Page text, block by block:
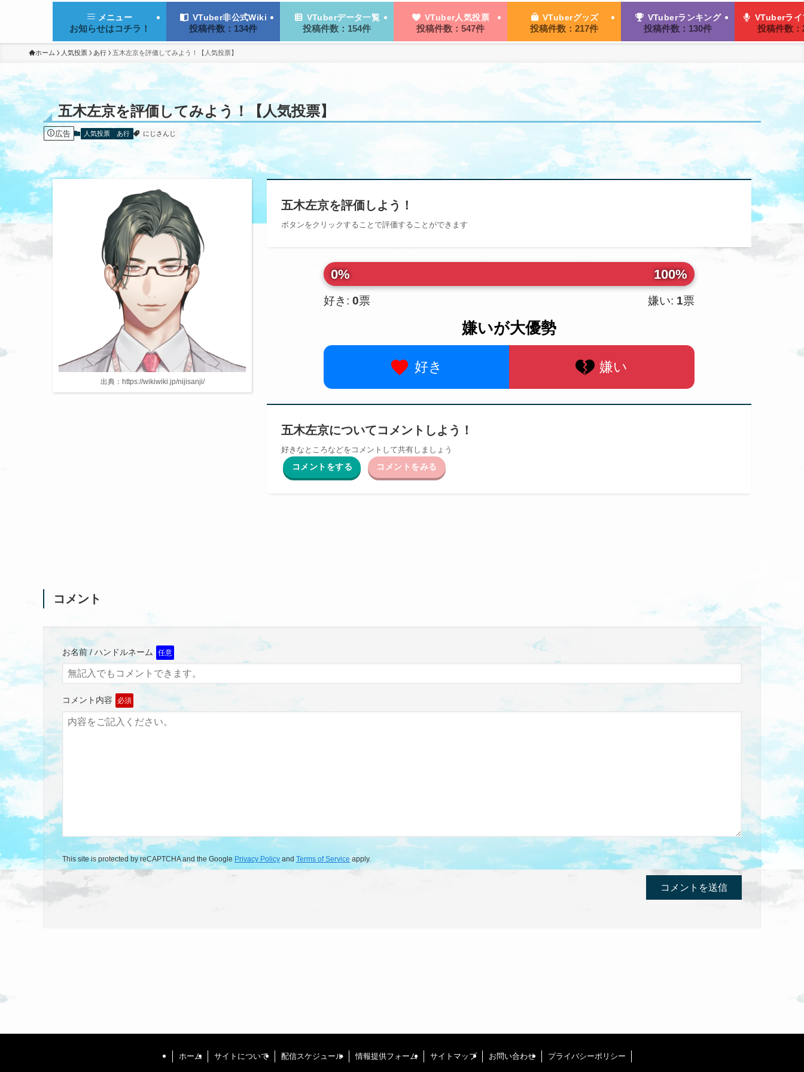
メニュー
お知らせはコチラ！
VTuber非公式Wiki
投稿件数：134件
VTuberデータ一覧
投稿件数：154件
VTuber人気投票
投稿件数：547件
VTuberグッズ
投稿件数：217件
VTuberランキング
投稿件数：130件
VTuberライ
投稿件数：
ホーム 人気投票 あ行 五木左京を評価してみよう！【人気投票】
五木左京を評価してみよう！【人気投票】
広告 人気投票 あ行 にじさんじ
出典：https://wikiwiki.jp/nijisanji/
五木左京を評価しよう！
ボタンをクリックすることで評価することができます
0% 100%
好き: 0票 嫌い: 1票
嫌いが大優勢
好き 嫌い
五木左京についてコメントしよう！
好きなところなどをコメントして共有しましょう
コメントをする コメントをみる
コメント
お名前 / ハンドルネーム 任意
コメント内容 必須
This site is protected by reCAPTCHA and the Google Privacy Policy and Terms of Service apply.
ホーム サイトについて 配信スケジュール 情報提供フォーム サイトマップ お問い合わせ プライバシーポリシー